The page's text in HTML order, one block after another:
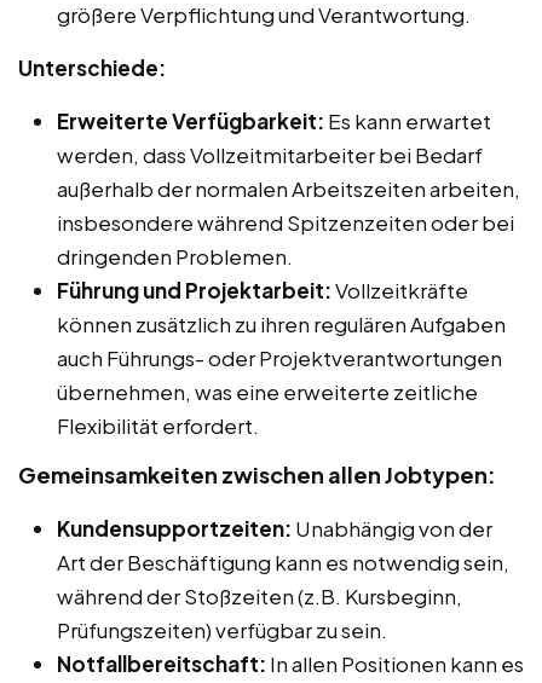
größere Verpflichtung und Verantwortung.
Unterschiede:
Erweiterte Verfügbarkeit: Es kann erwartet
werden, dass Vollzeitmitarbeiter bei Bedarf
außerhalb der normalen Arbeitszeiten arbeiten,
insbesondere während Spitzenzeiten oder bei
dringenden Problemen.
Führung und Projektarbeit:Vollzeitkräfte
können zusätzlich zu ihren regulären Aufgaben
auch Führungs- oder Projektverantwortungen
übernehmen, was eine erweiterte zeitliche
Flexibilität erfordert.
Gemeinsamkeiten zwischen allen Jobtypen:
Kundensupportzeiten: Unabhängig von der
Art der Beschäftigung kann es notwendig sein,
während der Stoßzeiten (z.B. Kursbeginn,
Prüfungszeiten) verfügbar zu sein.
Notfallbereitschaft: In allen Positionen kann es